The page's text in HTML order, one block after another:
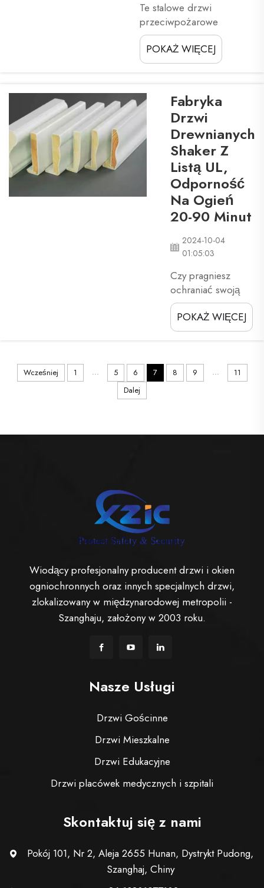
Te stalowe drzwi
przeciwpożarowe
odgrywają istotną rolę w
ochronie budynku przed
pożarami. Drzwi
pomagają ograniczać
rozprzestrzenianie się
ognia między pokojami i
piętrami. Jest to bardzo
przydatne, ponieważ
może rzeczywiście
uratować życie i chronić
ludzi podczas okresów
awarii...
POKAŻ WIĘCEJ
Fabryka
Drzwi
Drewnianych
Shaker Z
Listą UL,
Odporność
Na Ogień
20-90 Minut
2024-10-04
01:05:03
Czy pragniesz
ochraniać swoją
rodzinę i dom
przed koszmarem
pożarów? Jeśli tak,
rzucił okiem na
drzwi drewniane
w różnych stylach i
POKAŻ WIĘCEJ
Wcześniej 1 ... 5 6 7 8 9 ...
11
Dalej
Wiodący profesjonalny producent drzwi i okien
ogniochronnych oraz innych specjalnych drzwi,
zlokalizowany w międzynarodowej metropolii -
Szanghaju, założony w 2003 roku.
Nasze Usługi
Drzwi Gościnne
Drzwi Mieszkalne
Drzwi Edukacyjne
Drzwi placówek medycznych i szpitali
Skontaktuj się z nami
Pokój 101, Nr 2, Aleja 2655 Hunan, Dystrykt Pudong,
Szanghaj, Chiny